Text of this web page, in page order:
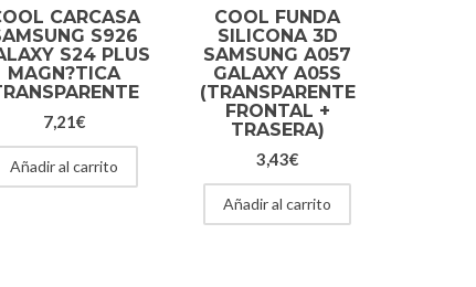
CARCASA
S926
S24 PLUS
MAGN?TICA
7,21€
Añadir al carrito
COOL FUNDA
SILICONA 3D
SAMSUNG A057
GALAXY A05S
(TRANSPARENTE
FRONTAL +
TRASERA)
3,43€
Añadir al carrito